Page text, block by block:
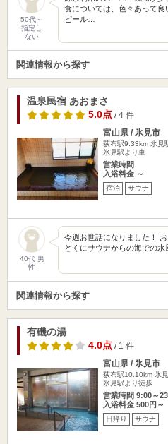
50代～
指定し
ない
食については、色々あって
ピール…
関連情報から探す
温泉民宿 あおまさ
5.0点/ 4 件
富山県 / 氷見市
荻布駅9.33km 氷見
氷見駅より車
営業時間
入浴料金 ～
宿泊 サウナ
40代 男
性
今週お世話になりました！
とくにサウナからの海での
関連情報から探す
有磯の湯
4.0点/ 1 件
富山県 / 氷見市
荻布駅10.10km 氷
氷見駅より徒歩
営業時間 9:00～
入浴料金 500円～
日帰り サウナ